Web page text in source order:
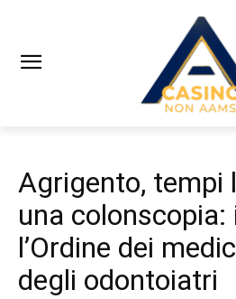
Agrigento, tempi
una colonscopia:
l’Ordine dei
degli odontoiatri